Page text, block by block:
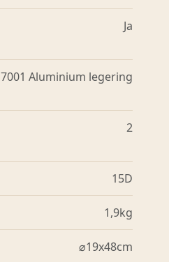
Ja
7001 Aluminium legering
2
15D
1,9kg
⌀19x48cm